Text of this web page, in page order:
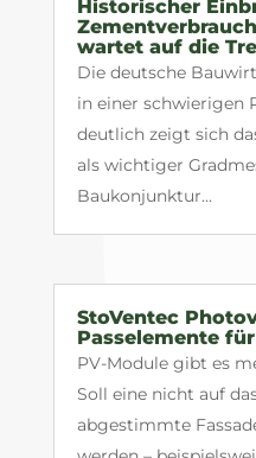
Historischer
wartet auf die
Die deutsche
in einer schwierigen
deutlich zeigt sich
als wichtiger
Baukonjunktur...
StoVentec
Passelemente
PV-Module gibt es
Soll eine nicht auf
abgestimmte